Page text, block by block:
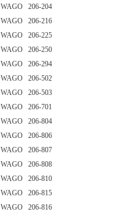
WAGO 206-204
WAGO 206-216
WAGO 206-225
WAGO 206-250
WAGO 206-294
WAGO 206-502
WAGO 206-503
WAGO 206-701
WAGO 206-804
WAGO 206-806
WAGO 206-807
WAGO 206-808
WAGO 206-810
WAGO 206-815
WAGO 206-816